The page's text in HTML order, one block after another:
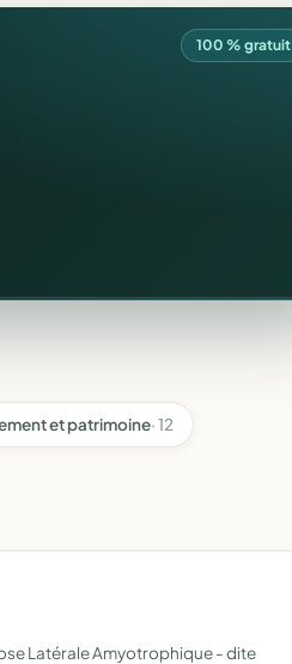
100 % gratuit
et patrimoine· 12
Latérale Amyotrophique - dite